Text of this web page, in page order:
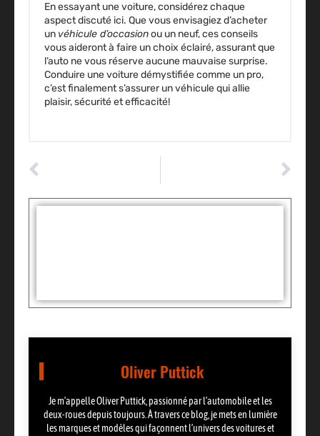
En essayant une voiture, considérez chaque
aspect discuté ici. Que vous envisagiez d’acheter
un véhicule d’occasionou un neuf, ces conseils
vous aideront à faire un choix éclairé, assurant que
l’auto ne vous réserve aucune mauvaise surprise.
Conduire une voiture démystifiée comme un pro,
c’est finalement s’assurer un véhicule qui allie
plaisir, sécurité et efficacité!
Oliver Puttick
Je m’appelle Oliver Puttick, passionné par l’automobile et les
deux-roues depuis toujours. À travers ce blog, je mets en lumière
les marques et modèles qui façonnent l’univers des voitures et